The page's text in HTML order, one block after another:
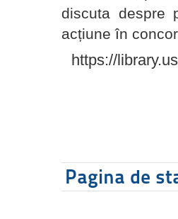
discuta despre
acțiune în
https://
Pagina de